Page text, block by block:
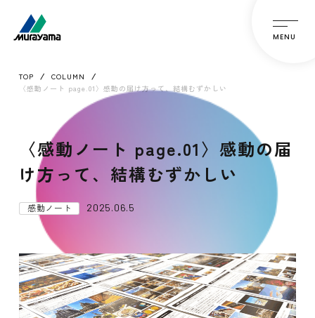
MENU
TOP
COLUMN
〈感動ノート page.01〉感動の届け方って、結構むずかしい
〈感動ノート page.01〉感動の届
け方って、結構むずかしい
感動ノート 2025.06.5